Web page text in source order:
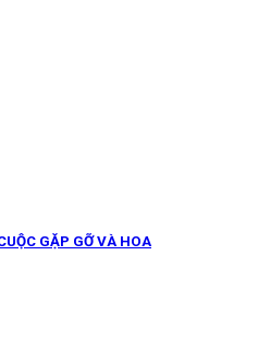
GẶP GỠ VÀ HOA